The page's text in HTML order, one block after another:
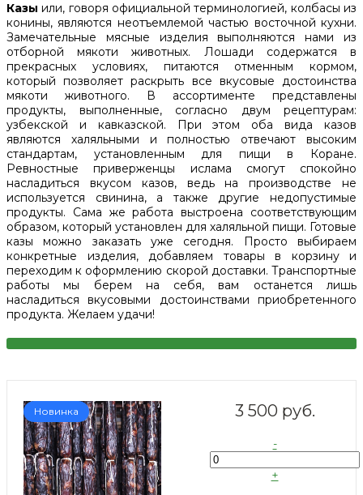
Казы или, говоря официальной терминологией, колбасы из
конины, являются неотъемлемой частью восточной кухни.
Замечательные мясные изделия выполняются нами из
отборной мякоти животных. Лошади содержатся в
прекрасных условиях, питаются отменным кормом,
который позволяет раскрыть все вкусовые достоинства
мякоти животного. В ассортименте представлены
продукты, выполненные, согласно двум рецептурам:
узбекской и кавказской. При этом оба вида казов
являются халяльными и полностью отвечают высоким
стандартам, установленным для пищи в Коране.
Ревностные приверженцы ислама смогут спокойно
насладиться вкусом казов, ведь на производстве не
используется свинина, а также другие недопустимые
продукты. Сама же работа выстроена соответствующим
образом, который установлен для халяльной пищи. Готовые
казы можно заказать уже сегодня. Просто выбираем
конкретные изделия, добавляем товары в корзину и
переходим к оформлению скорой доставки. Транспортные
работы мы берем на себя, вам останется лишь
насладиться вкусовыми достоинствами приобретенного
продукта. Желаем удачи!
Новинка 3 500 руб.
-
+